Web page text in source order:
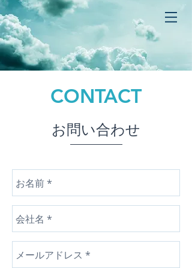
CONTACT
お問い合わせ